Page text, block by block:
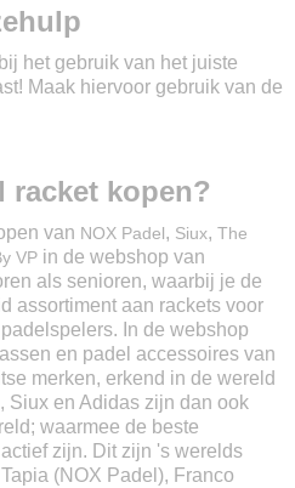
het gebruik van het juiste
Maak hiervoor gebruik van de
racket kopen?
van NOX Padel, Siux, The
VP in de webshop van
als senioren, waarbij je de
assortiment aan rackets voor
In de webshop
en padel accessoires van
merken, erkend in de wereld
Siux en Adidas zijn dan ook
waarmee de beste
zijn. Dit zijn 's werelds
(NOX Padel), Franco